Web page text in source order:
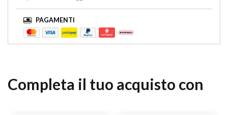
PAGAMENTI
Completa il tuo acquisto con